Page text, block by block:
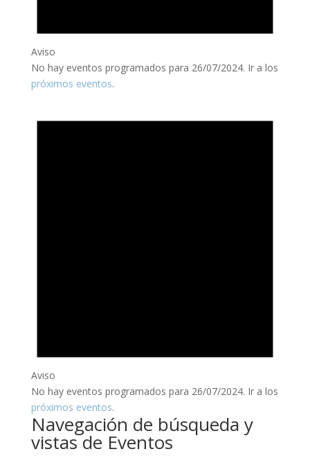
Aviso
No hay eventos programados para 26/07/2024. Ir a los
próximos eventos.
Aviso
No hay eventos programados para 26/07/2024. Ir a los
próximos eventos.
Navegación de búsqueda y
vistas de Eventos